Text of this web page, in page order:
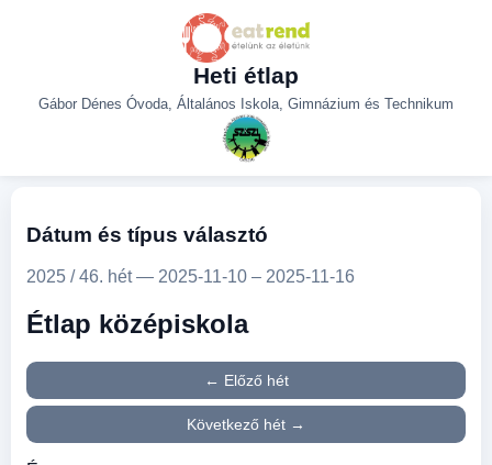
Heti étlap
Gábor Dénes Óvoda, Általános Iskola, Gimnázium és Technikum
Dátum és típus választó
2025 / 46. hét — 2025-11-10 – 2025-11-16
Étlap középiskola
← Előző hét
Következő hét →